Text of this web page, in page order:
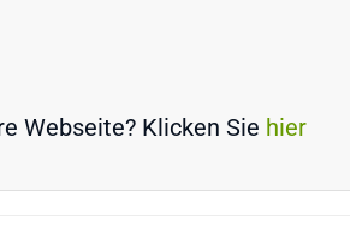
Webseite? Klicken Sie hier